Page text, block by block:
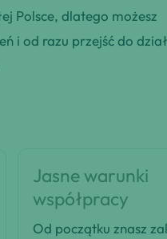
Polsce, dlatego możesz
i od razu przejść do
Jasne warunki
współpracy
Od początku znasz